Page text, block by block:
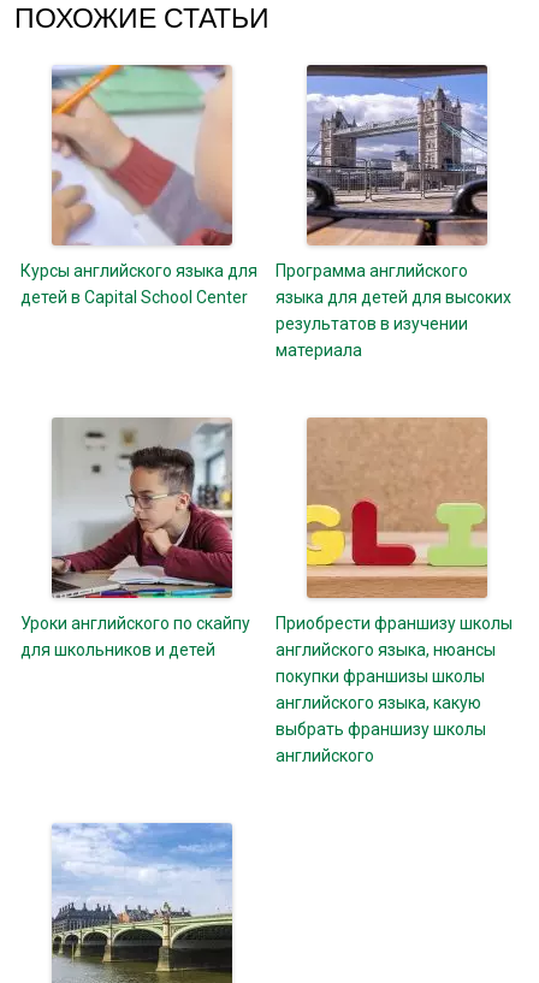
ПОХОЖИЕ СТАТЬИ
Курсы английского языка для
детей в Capital School Center
Программа английского
языка для детей для высоких
результатов в изучении
материала
Уроки английского по скайпу
для школьников и детей
Приобрести франшизу школы
английского языка, нюансы
покупки франшизы школы
английского языка, какую
выбрать франшизу школы
английского